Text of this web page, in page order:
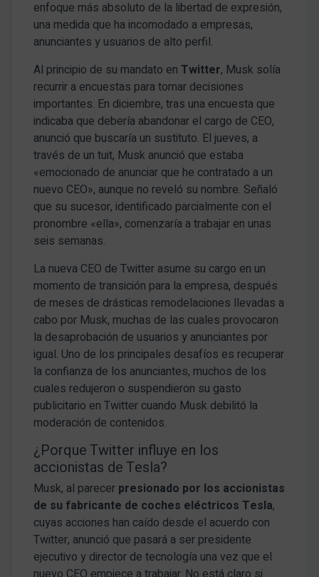
enfoque más absoluto de la libertad de expresión,
una medida que ha incomodado a empresas,
anunciantes y usuarios de alto perfil.
Al principio de su mandato enTwitter, Musk solía
recurrir a encuestas para tomar decisiones
importantes. En diciembre, tras una encuesta que
indicaba que debería abandonar el cargo de CEO,
anunció que buscaría un sustituto. El jueves, a
través de un tuit, Musk anunció que estaba
«emocionado de anunciar que he contratado a un
nuevo CEO», aunque no reveló su nombre. Señaló
que su sucesor, identificado parcialmente con el
pronombre «ella», comenzaría a trabajar en unas
seis semanas.
La nueva CEO de Twitter asume su cargo en un
momento de transición para la empresa, después
de meses de drásticas remodelaciones llevadas a
cabo por Musk, muchas de las cuales provocaron
la desaprobación de usuarios y anunciantes por
igual. Uno de los principales desafíos es recuperar
la confianza de los anunciantes, muchos de los
cuales redujeron o suspendieron su gasto
publicitario en Twitter cuando Musk debilitó la
moderación de contenidos.
¿Porque Twitter influye en los
accionistas de Tesla?
Musk, al parecer presionado por los accionistas
de su fabricante de coches eléctricos Tesla,
cuyas acciones han caído desde el acuerdo con
Twitter, anunció que pasará a ser presidente
ejecutivo y director de tecnología una vez que el